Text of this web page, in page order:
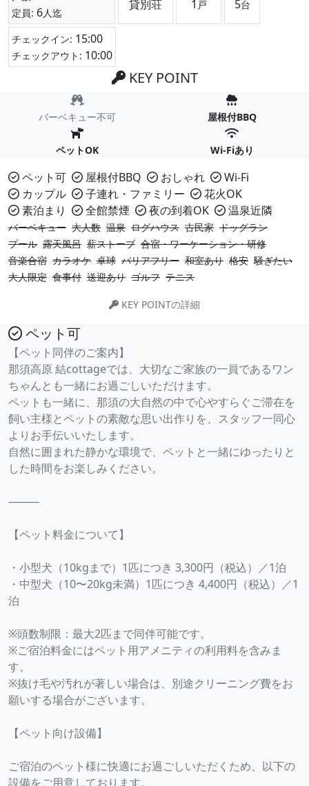
定員: 6人迄
貸別荘 1 戸 5台
チェックイン: 15:00
チェックアウト: 10:00
KEY POINT
バーベキュー不可 屋根付BBQ
ペットOK Wi-Fiあり
ペット可 屋根付BBQ おしゃれ
Wi-Fi
カップル
子連れ・ファミリー
花火OK
素泊まり
全館禁煙 夜の到着OK 温泉近隣
バーベキュー 大人数 温泉 ログハウス 古民家 ドッグラン
プール 露天風呂 薪ストーブ 合宿・ワーケーション・研修
音楽合宿 カラオケ 卓球 バリアフリー 和室あり 格安 騒ぎたい
大人限定 食事付 送迎あり ゴルフ テニス
KEY POINTの詳細
ペット可
【ペット同伴のご案内】
那須高原 結cottageでは、大切なご家族の一員であるワン
ちゃんとも一緒にお過ごしいただけます。
ペットも一緒に、那須の大自然の中で心やすらぐご滞在を
飼い主様とペットの素敵な思い出作りを、スタッフ一同心
よりお手伝いいたします。
自然に囲まれた静かな環境で、ペットと一緒にゆったりと
した時間をお楽しみください。
⸻
【ペット料金について】
・小型犬（10kgまで）1匹につき 3,300円（税込）／1泊
・中型犬（10〜20kg未満）1匹につき 4,400円（税込）／1
泊
※頭数制限：最大2匹まで同伴可能です。
※ご宿泊料金にはペット用アメニティの利用料を含みま
す。
※抜け毛や汚れが著しい場合は、別途クリーニング費をお
願いする場合がございます。
【ペット向け設備】
ご宿泊のペット様に快適にお過ごしいただくため、以下の
設備をご用意しております。